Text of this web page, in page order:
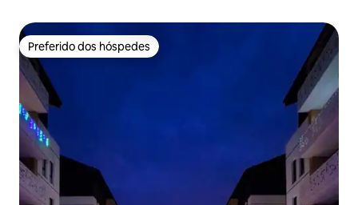
Preferido dos hóspedes
Preferido dos hóspedes